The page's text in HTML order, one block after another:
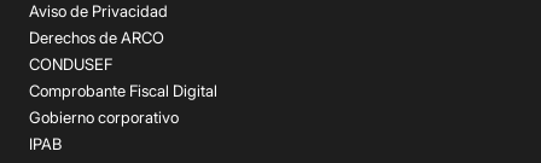
Aviso de Privacidad
Derechos de ARCO
CONDUSEF
Comprobante Fiscal Digital
Gobierno corporativo
IPAB